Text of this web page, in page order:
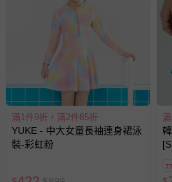
滿1件9折，滿2件85折
YUKE - 中大女童長袖連身裙泳
裝-彩虹粉